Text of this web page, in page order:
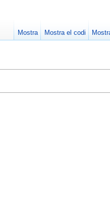
Mostra Mostra el codi